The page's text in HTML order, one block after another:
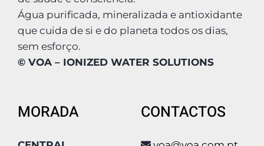
Água purificada, mineralizada e antioxidante
que cuida de si e do planeta todos os dias,
sem esforço.
© VOA – IONIZED WATER SOLUTIONS
MORADA CONTACTOS